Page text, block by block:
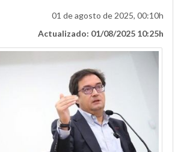
01 de agosto de 2025, 00:10h
Actualizado: 01/08/2025 10:25h